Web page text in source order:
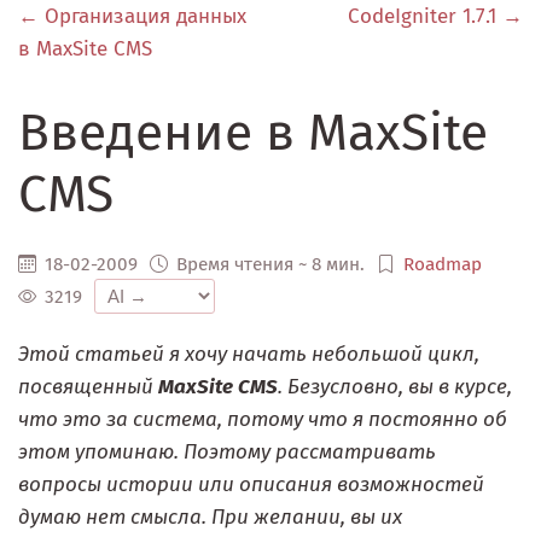
← Организация данных
в MaxSite CMS
CodeIgniter 1.7.1 →
Введение в MaxSite
CMS
18-02-2009 Время чтения ~ 8 мин.
Roadmap
3219
Этой статьей я хочу начать небольшой цикл,
посвященный MaxSite CMS. Безусловно, вы в курсе,
что это за система, потому что я постоянно об
этом упоминаю. Поэтому рассматривать
вопросы истории или описания возможностей
думаю нет смысла. При желании, вы их